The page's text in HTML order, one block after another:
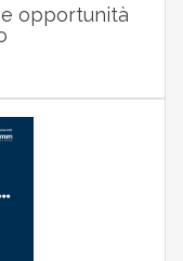
opportunità